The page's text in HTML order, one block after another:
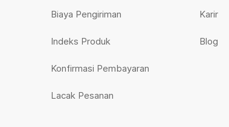
Biaya Pengiriman
Indeks Produk
Konfirmasi Pembayaran
Lacak Pesanan
Karir
Blog